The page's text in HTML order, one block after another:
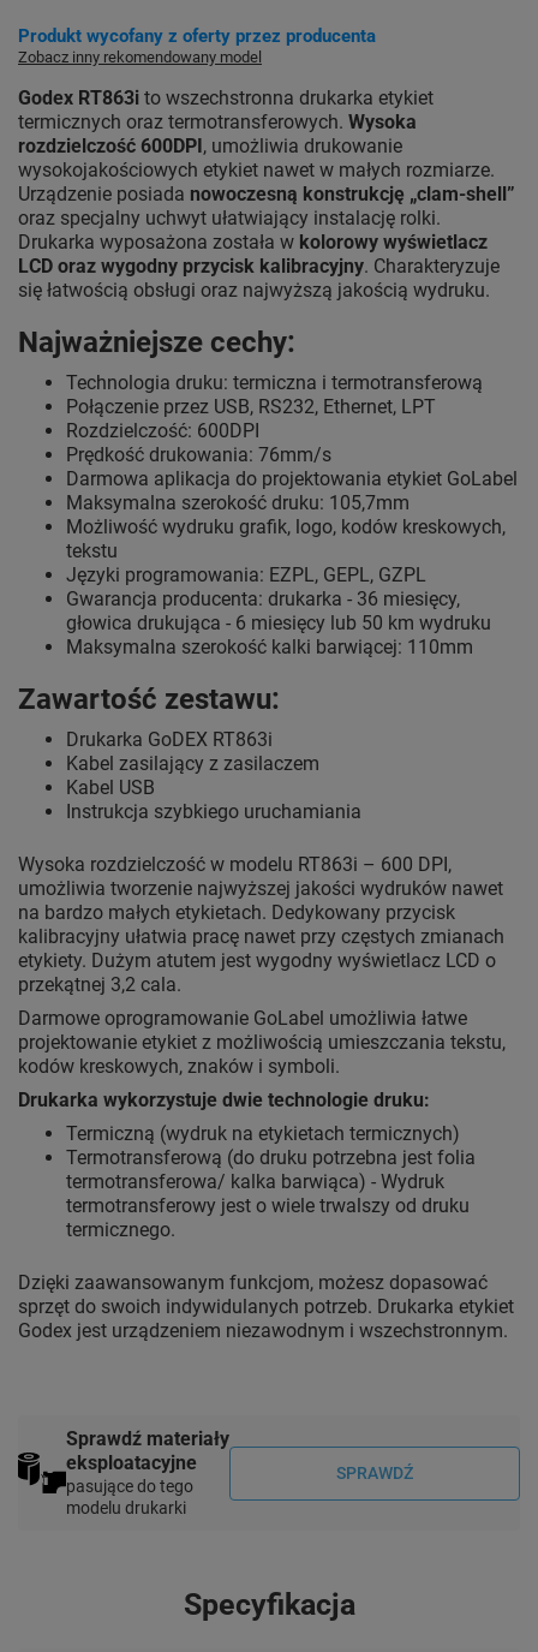
Produkt wycofany z oferty przez producenta
Zobacz inny rekomendowany model
Godex RT863i to wszechstronna drukarka etykiet
termicznych oraz termotransferowych. Wysoka
rozdzielczość 600DPI, umożliwia drukowanie
wysokojakościowych etykiet nawet w małych rozmiarze.
Urządzenie posiada nowoczesną konstrukcję „clam-shell”
oraz specjalny uchwyt ułatwiający instalację rolki.
Drukarka wyposażona została w kolorowy wyświetlacz
LCD oraz wygodny przycisk kalibracyjny. Charakteryzuje
się łatwością obsługi oraz najwyższą jakością wydruku.
Najważniejsze cechy:
Technologia druku: termiczna i termotransferową
Połączenie przez USB, RS232, Ethernet, LPT
Rozdzielczość: 600DPI
Prędkość drukowania: 76mm/s
Darmowa aplikacja do projektowania etykiet GoLabel
Maksymalna szerokość druku: 105,7mm
Możliwość wydruku grafik, logo, kodów kreskowych,
tekstu
Języki programowania: EZPL, GEPL, GZPL
Gwarancja producenta: drukarka - 36 miesięcy,
głowica drukująca - 6 miesięcy lub 50 km wydruku
Maksymalna szerokość kalki barwiącej: 110mm
Zawartość zestawu:
Drukarka GoDEX RT863i
Kabel zasilający z zasilaczem
Kabel USB
Instrukcja szybkiego uruchamiania
Wysoka rozdzielczość w modelu RT863i – 600 DPI,
umożliwia tworzenie najwyższej jakości wydruków nawet
na bardzo małych etykietach. Dedykowany przycisk
kalibracyjny ułatwia pracę nawet przy częstych zmianach
etykiety. Dużym atutem jest wygodny wyświetlacz LCD o
przekątnej 3,2 cala.
Darmowe oprogramowanie GoLabel umożliwia łatwe
projektowanie etykiet z możliwością umieszczania tekstu,
kodów kreskowych, znaków i symboli.
Drukarka wykorzystuje dwie technologie druku:
Termiczną (wydruk na etykietach termicznych)
Termotransferową (do druku potrzebna jest folia
termotransferowa/ kalka barwiąca) - Wydruk
termotransferowy jest o wiele trwalszy od druku
termicznego.
Dzięki zaawansowanym funkcjom, możesz dopasować
sprzęt do swoich indywidulanych potrzeb. Drukarka etykiet
Godex jest urządzeniem niezawodnym i wszechstronnym.
Sprawdź materiały
eksploatacyjne
pasujące do tego
modelu drukarki
SPRAWDŹ
Specyfikacja